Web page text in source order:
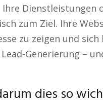
Dienstleistungen
zum Ziel. Ihre
zu zeigen und sich
Generierung –
dies so